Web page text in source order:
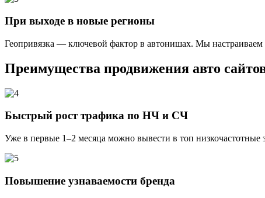
При выходе в новые регионы
Геопривязка — ключевой фактор в автонишах. Мы настраиваем
Преимущества продвижения авто
Быстрый рост трафика по НЧ и СЧ
Уже в первые 1–2 месяца можно вывести в топ
Повышение узнаваемости бренда